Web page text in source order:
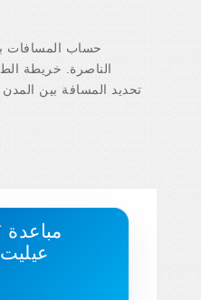
حساب المسافات
الناصرة. خريطة
تحديد المسافة بين
مباعدة